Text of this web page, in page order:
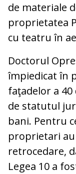
de materiale
proprietatea
cu teatru în
Doctorul
împiedicat în
faţadelor a
de statutul
bani. Pentru
proprietari
retrocedare,
Legea 10 a